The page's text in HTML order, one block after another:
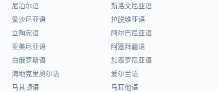
尼泊尔语
斯洛文尼亚语
爱沙尼亚语
拉脱维亚语
立陶宛语
阿尔巴尼亚语
亚美尼亚语
阿塞拜疆语
白俄罗斯语
加泰罗尼亚语
海地克里奥尔语
爱尔兰语
马其顿语
马耳他语